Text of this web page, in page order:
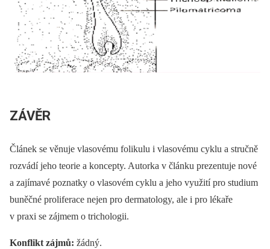
ZÁVĚR
Článek se věnuje vlasovému folikulu i vlasovému cyklu a stručně
rozvádí jeho teorie a koncepty. Autorka v článku prezentuje nové
a zajímavé poznatky o vlasovém cyklu a jeho využití pro studium
buněčné proliferace nejen pro dermatology, ale i pro lékaře
v praxi se zájmem o trichologii.
Konflikt zájmů: žádný.